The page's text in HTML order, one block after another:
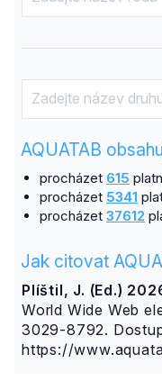
AQUATAB
procházet 615
procházet 5341
procházet 37612
Jak citovat
Plíštil, J. (Ed.)
World Wide Web
3029-8792.
https://